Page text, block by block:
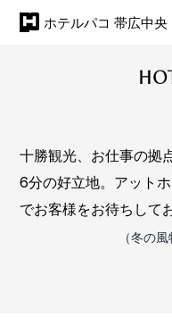
ホテルパコ 帯広中央
十勝観光、お仕事の拠
6分の好立地。 アット
でお客様をお待ちして
（冬の